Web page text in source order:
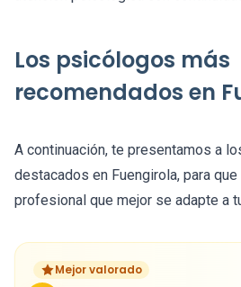
Los psicólogos más
recomendados en
A continuación, te presentamos a
destacados en Fuengirola, para
profesional que mejor se adapte a
Mejor valorado